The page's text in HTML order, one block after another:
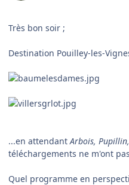
Très bon soir ;
Destination Pouilley-les-
...en attendantArbois,
téléchargements ne m'ont
Quel programme en